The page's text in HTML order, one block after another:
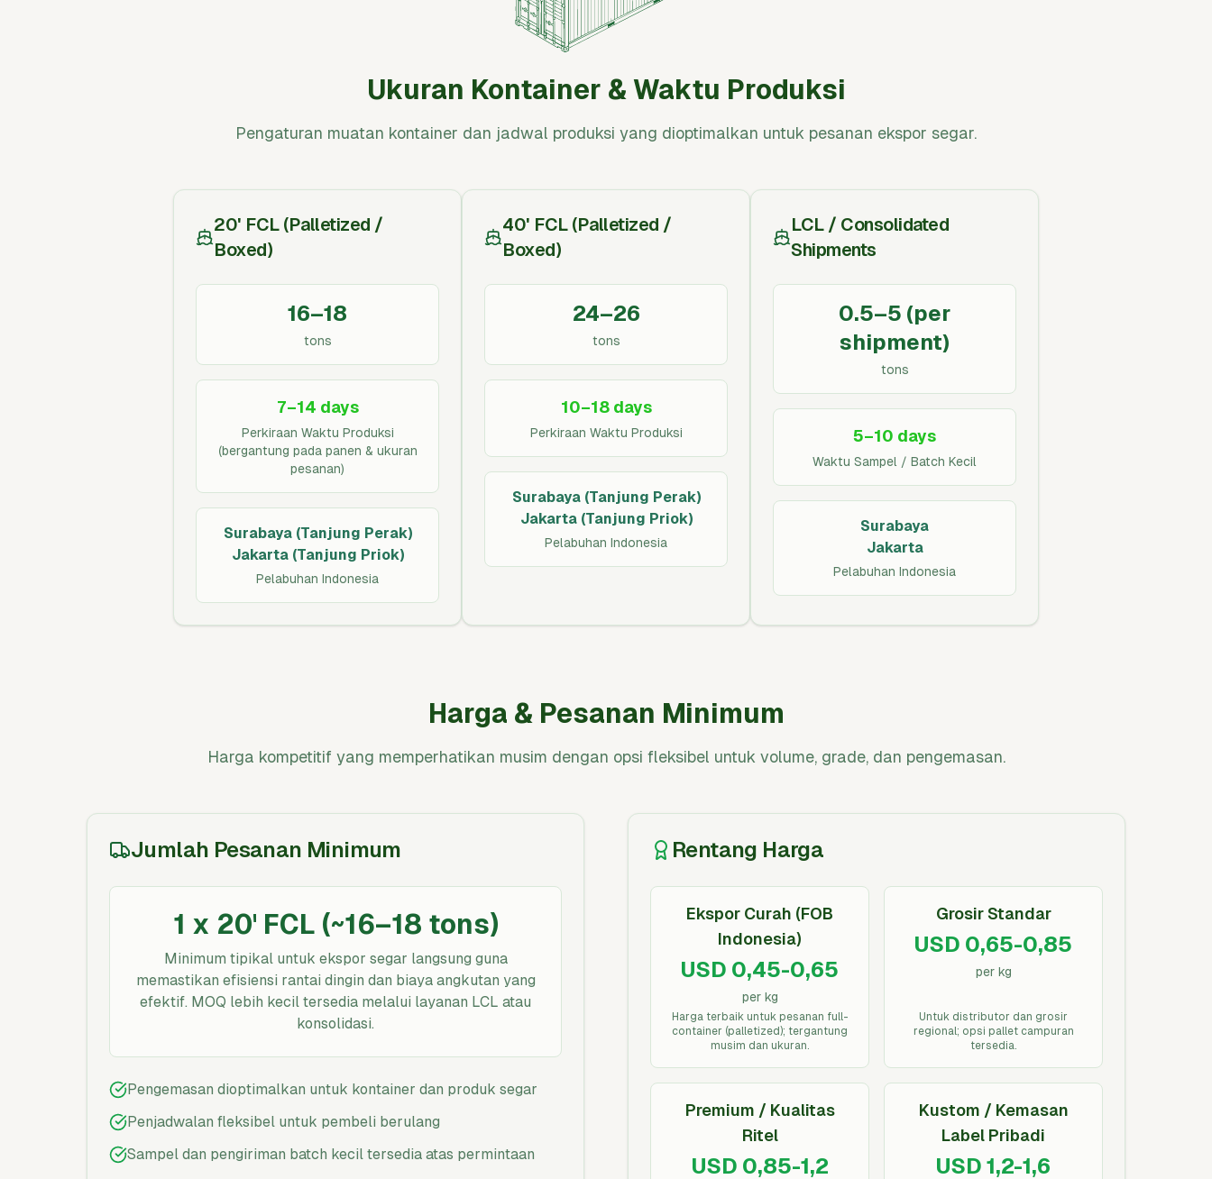
Ukuran Kontainer & Waktu Produksi
Pengaturan muatan kontainer dan jadwal produksi yang dioptimalkan untuk pesanan ekspor segar.
20' FCL (Palletized /
Boxed)
16–18
tons
7–14 days
Perkiraan Waktu Produksi
(bergantung pada panen & ukuran
pesanan)
Surabaya (Tanjung Perak)
Jakarta (Tanjung Priok)
Pelabuhan Indonesia
40' FCL (Palletized /
Boxed)
24–26
tons
10–18 days
Perkiraan Waktu Produksi
Surabaya (Tanjung Perak)
Jakarta (Tanjung Priok)
Pelabuhan Indonesia
LCL / Consolidated
Shipments
0.5–5 (per
shipment)
tons
5–10 days
Waktu Sampel / Batch Kecil
Surabaya
Jakarta
Pelabuhan Indonesia
Harga & Pesanan Minimum
Harga kompetitif yang memperhatikan musim dengan opsi fleksibel untuk volume, grade, dan pengemasan.
Jumlah Pesanan Minimum
1 x 20' FCL (~16–18 tons)
Minimum tipikal untuk ekspor segar langsung guna
memastikan efisiensi rantai dingin dan biaya angkutan yang
efektif. MOQ lebih kecil tersedia melalui layanan LCL atau
konsolidasi.
Pengemasan dioptimalkan untuk kontainer dan produk segar
Penjadwalan fleksibel untuk pembeli berulang
Sampel dan pengiriman batch kecil tersedia atas permintaan
Rentang Harga
Ekspor Curah (FOB
Indonesia)
USD 0,45-0,65
per kg
Harga terbaik untuk pesanan full-
container (palletized); tergantung
musim dan ukuran.
Grosir Standar
USD 0,65-0,85
per kg
Untuk distributor dan grosir
regional; opsi pallet campuran
tersedia.
Premium / Kualitas
Ritel
USD 0,85-1,2
Kustom / Kemasan
Label Pribadi
USD 1,2-1,6